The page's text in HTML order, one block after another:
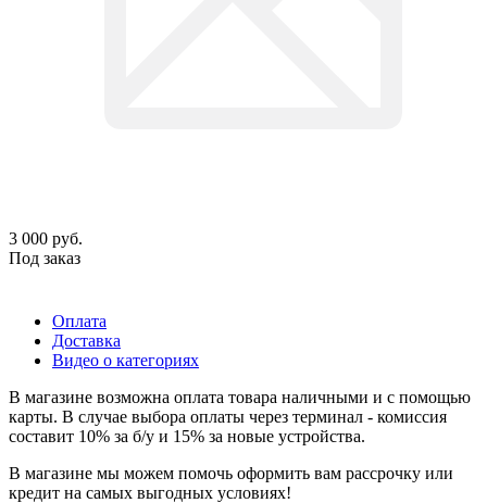
3 000 руб.
Под заказ
Оплата
Доставка
Видео о категориях
В магазине возможна оплата товара наличными и с помощью
карты. В случае выбора оплаты через терминал - комиссия
составит 10% за б/у и 15% за новые устройства.
В магазине мы можем помочь оформить вам рассрочку или
кредит на самых выгодных условиях!